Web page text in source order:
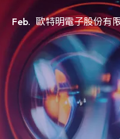
Feb. 歐特明電子股份有